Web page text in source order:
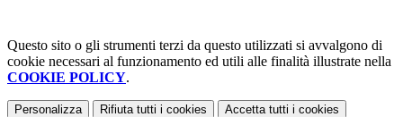
Questo sito o gli strumenti terzi da questo utilizzati si avvalgono di
cookie necessari al funzionamento ed utili alle finalità illustrate nella
COOKIE POLICY.
Personalizza Rifiuta tutti i cookies Accetta tutti i cookies